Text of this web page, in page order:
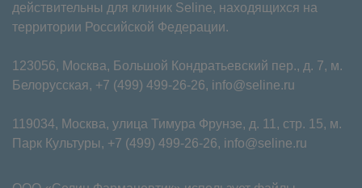
действительны для клиник Seline, находящихся на
территории Российской Федерации.
123056, Москва, Большой Кондратьевский пер., д. 7, м.
Белорусская, +7 (499) 499-26-26, info@seline.ru
119034, Москва, улица Тимура Фрунзе, д. 11⁠, стр. 15, м.
Парк Культуры, +7 (499) 499-26-26, info@seline.ru